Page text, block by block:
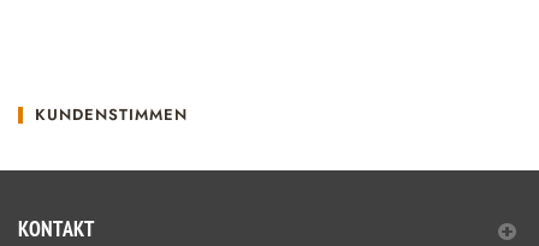
KUNDENSTIMMEN
KONTAKT